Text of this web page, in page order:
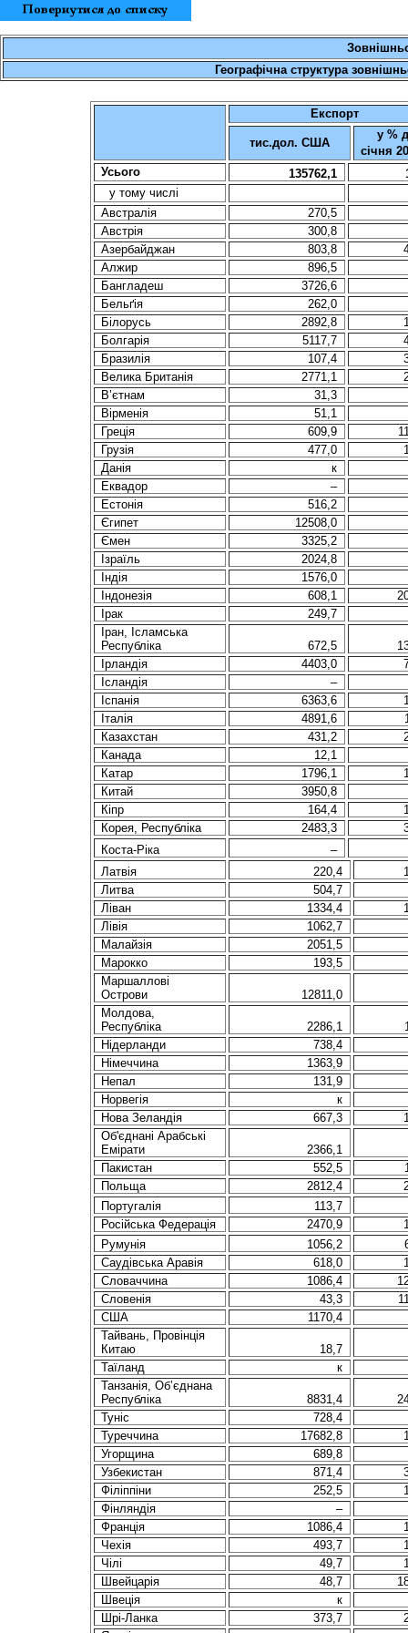
Географічна структура
Експорт
тис.дол. США
у %
січня
Усього
135762,1
у тому числі
Австралія
270,5
Австрiя
300,8
Азербайджан
803,8
Алжир
896,5
Бангладеш
3726,6
Бельґiя
262,0
Білорусь
2892,8
Болгарiя
5117,7
Бразилія
107,4
Велика Британія
2771,1
В’єтнам
31,3
Вірменія
51,1
Грецiя
609,9
Грузiя
477,0
Данія
к
Еквадор
–
Естонiя
516,2
Єгипет
12508,0
Ємен
3325,2
Iзраїль
2024,8
Iндiя
1576,0
Індонезія
608,1
Ірак
249,7
Іран, Ісламська
Республіка
672,5
Iрландiя
4403,0
Ісландія
–
Іспанія
6363,6
Iталiя
4891,6
Казахстан
431,2
Канада
12,1
Катар
1796,1
Китай
3950,8
Кiпр
164,4
Корея, Республіка
2483,3
Коста-Ріка
–
Латвiя
220,4
Литва
504,7
Ліван
1334,4
Лівія
1062,7
Малайзія
2051,5
Марокко
193,5
Маршаллові
Острови
12811,0
Молдова,
Республіка
2286,1
Нiдерланди
738,4
Нiмеччина
1363,9
Непал
131,9
Норвегія
к
Нова Зеландія
667,3
Oб'єднанi Арабськi
Емірати
2366,1
Пакистан
552,5
Польща
2812,4
Португалія
113,7
Росiйська Федерацiя
2470,9
Румунiя
1056,2
Саудівська Аравія
618,0
Словаччина
1086,4
Словенія
43,3
США
1170,4
Тайвань, Провінція
Китаю
18,7
Таїланд
к
Танзанія, Об’єднана
Республіка
8831,4
Туніс
728,4
Туреччина
17682,8
Угорщина
689,8
Узбекистан
871,4
Філіппіни
252,5
Фiнляндiя
–
Францiя
1086,4
Чехія
493,7
Чілі
49,7
Швейцарія
48,7
Швеція
к
Шрі-Ланка
373,7